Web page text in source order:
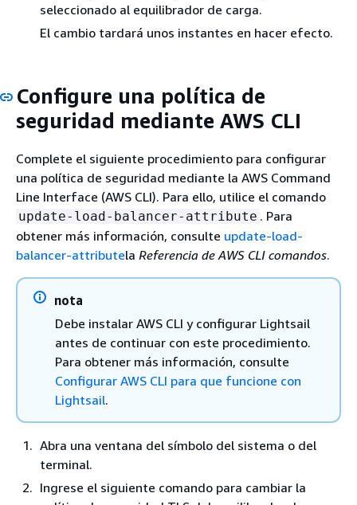
seleccionado al equilibrador de carga.
El cambio tardará unos instantes en hacer efecto.
Configure una política de
seguridad mediante AWS CLI
Complete el siguiente procedimiento para configurar
una política de seguridad mediante la AWS Command
Line Interface (AWS CLI). Para ello, utilice el comando
update-load-balancer-attribute . Para
obtener más información, consulte update-load-
balancer-attributela Referencia de AWS CLI comandos.
nota
Debe instalar AWS CLI y configurar Lightsail
antes de continuar con este procedimiento.
Para obtener más información, consulte
Configurar AWS CLI para que funcione con
Lightsail.
Abra una ventana del símbolo del sistema o del
terminal.
Ingrese el siguiente comando para cambiar la